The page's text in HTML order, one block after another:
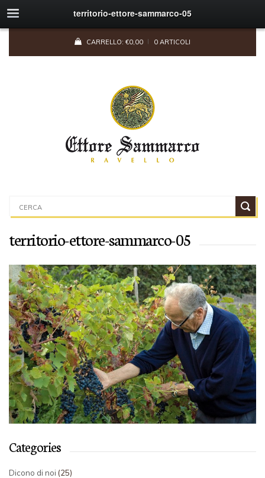
territorio-ettore-sammarco-05
CARRELLO: €0,00 0 ARTICOLI
territorio-ettore-sammarco-05
Categories
Dicono di noi (25)